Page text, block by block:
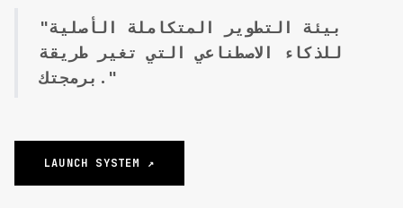
"بيئة التطوير المتكاملة الأصلية
للذكاء الاصطناعي التي تغير طريقة
برمجتك."
LAUNCH SYSTEM ↗